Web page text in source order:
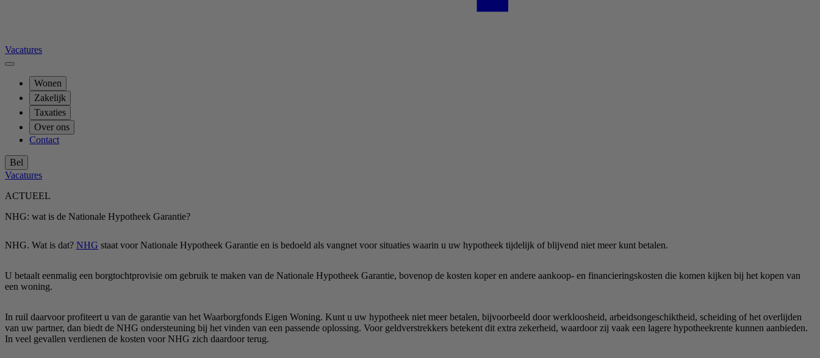
Vacatures
Wonen
Zakelijk
Taxaties
Over ons
Contact
Bel
Vacatures
ACTUEEL
NHG: wat is de Nationale Hypotheek Garantie?
NHG. Wat is dat? NHG staat voor Nationale Hypotheek Garantie en is bedoeld als vangnet voor situaties waarin u uw hypotheek tijdelijk of blijvend niet meer kunt betalen.
U betaalt eenmalig een borgtochtprovisie om gebruik te maken van de Nationale Hypotheek Garantie, bovenop de kosten koper en andere aankoop- en financieringskosten die komen kijken bij het kopen van
een woning.
In ruil daarvoor profiteert u van de garantie van het Waarborgfonds Eigen Woning. Kunt u uw hypotheek niet meer betalen, bijvoorbeeld door werkloosheid, arbeidsongeschiktheid, scheiding of het overlijden
van uw partner, dan biedt de NHG ondersteuning bij het vinden van een passende oplossing. Voor geldverstrekkers betekent dit extra zekerheid, waardoor zij vaak een lagere hypotheekrente kunnen aanbieden.
In veel gevallen verdienen de kosten voor NHG zich daardoor terug.